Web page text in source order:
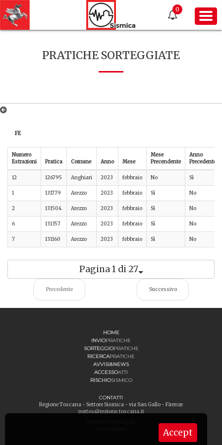
0
PRATICHE SORTEGGIATE
FE
Numero
Estrazioni
Pratica Comune Anno Mese
Mese
Precendente
Anno
Precedente
12 126795 Anghiari 2023 febbraio No Sì
1 131779 Arezzo 2023 febbraio Sì No
2 131504 Arezzo 2023 febbraio Sì No
6 131357 Arezzo 2023 febbraio Sì No
7 131160 Arezzo 2023 febbraio Sì No
Pagina 1 di 27
Precedente Successivo
Accept
HOME
INVIOPRATICHE
SORTEGGIOPRATICHE
RICERCAPRATICHE
AVVISI&NEWS
ACCESSOATTI
RISCHIOSISMICO
CONTATTI
Regione Toscana - Settore Sismica - via San Gallo - Firenze
portos@regione.toscana.it